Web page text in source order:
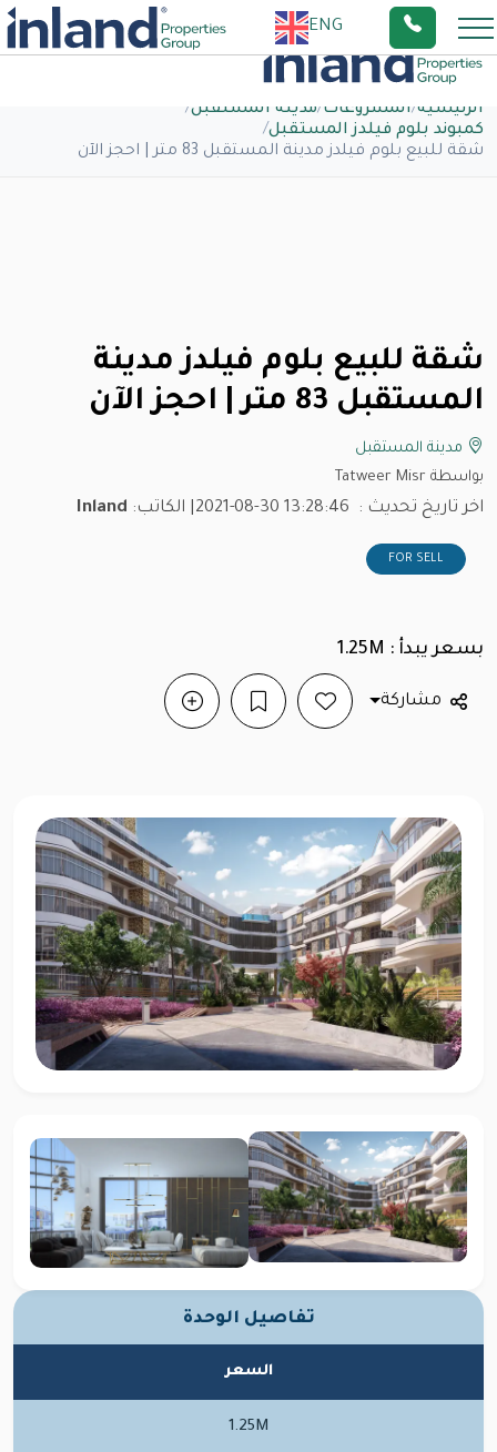
ENG
الرئيسية/المشروعات/مدينة المستقبل/
كمبوند بلوم فيلدز المستقبل/
شقة للبيع بلوم فيلدز مدينة المستقبل 83 متر | احجز الآن
شقة للبيع بلوم فيلدز مدينة
المستقبل 83 متر | احجز الآن
مدينة المستقبل
بواسطة Tatweer Misr
اخر تاريخ تحديث : 2021-08-30 13:28:46 | الكاتب: Inland
FOR SELL
بسعر يبدأ : 1.25M
مشاركة
تفاصيل الوحدة
السعر
1.25M